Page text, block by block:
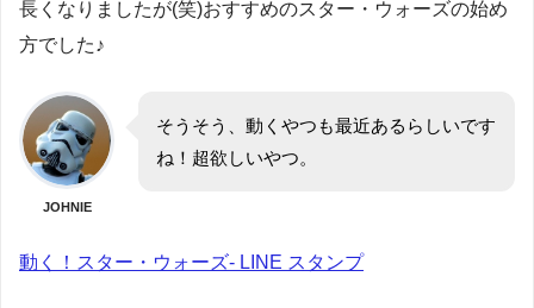
長くなりましたが(笑)おすすめのスター・ウォーズの始め
方でした♪
JOHNIE
そうそう、動くやつも最近あるらしいです
ね！超欲しいやつ。
動く！スター・ウォーズ- LINE スタンプ